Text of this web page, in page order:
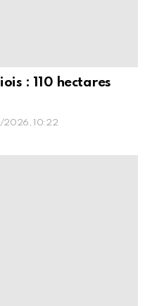
: 110 hectares
10:22